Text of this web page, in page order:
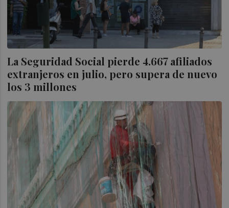
La Seguridad Social pierde 4.667 afiliados
extranjeros en julio, pero supera de nuevo
los 3 millones